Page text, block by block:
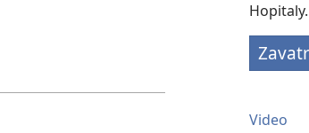
Hopitaly.
Video